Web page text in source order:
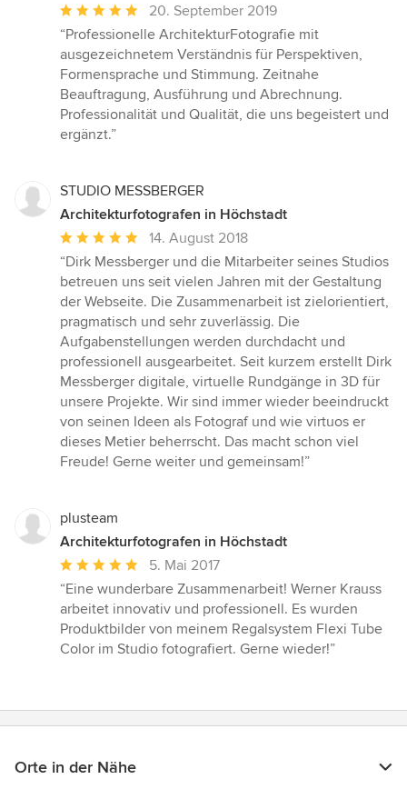
Durchschnittliche
Bewertung:
5
von
5
Sternen
20. September 2019
“Professionelle ArchitekturFotografie mit
ausgezeichnetem Verständnis für Perspektiven,
Formensprache und Stimmung. Zeitnahe
Beauftragung, Ausführung und Abrechnung.
Professionalität und Qualität, die uns begeistert und
ergänzt.”
STUDIO MESSBERGER
Architekturfotografen in Höchstadt
Durchschnittliche
Bewertung:
5
von
5
Sternen
14. August 2018
“Dirk Messberger und die Mitarbeiter seines Studios
betreuen uns seit vielen Jahren mit der Gestaltung
der Webseite. Die Zusammenarbeit ist zielorientiert,
pragmatisch und sehr zuverlässig. Die
Aufgabenstellungen werden durchdacht und
professionell ausgearbeitet. Seit kurzem erstellt Dirk
Messberger digitale, virtuelle Rundgänge in 3D für
unsere Projekte. Wir sind immer wieder beeindruckt
von seinen Ideen als Fotograf und wie virtuos er
dieses Metier beherrscht. Das macht schon viel
Freude! Gerne weiter und gemeinsam!”
plusteam
Architekturfotografen in Höchstadt
Durchschnittliche
Bewertung:
5
von
5
5. Mai 2017
“Eine wunderbare Zusammenarbeit! Werner Krauss
arbeitet innovativ und professionell. Es wurden
Produktbilder von meinem Regalsystem Flexi Tube
Color im Studio fotografiert. Gerne wieder!”
Orte in der Nähe